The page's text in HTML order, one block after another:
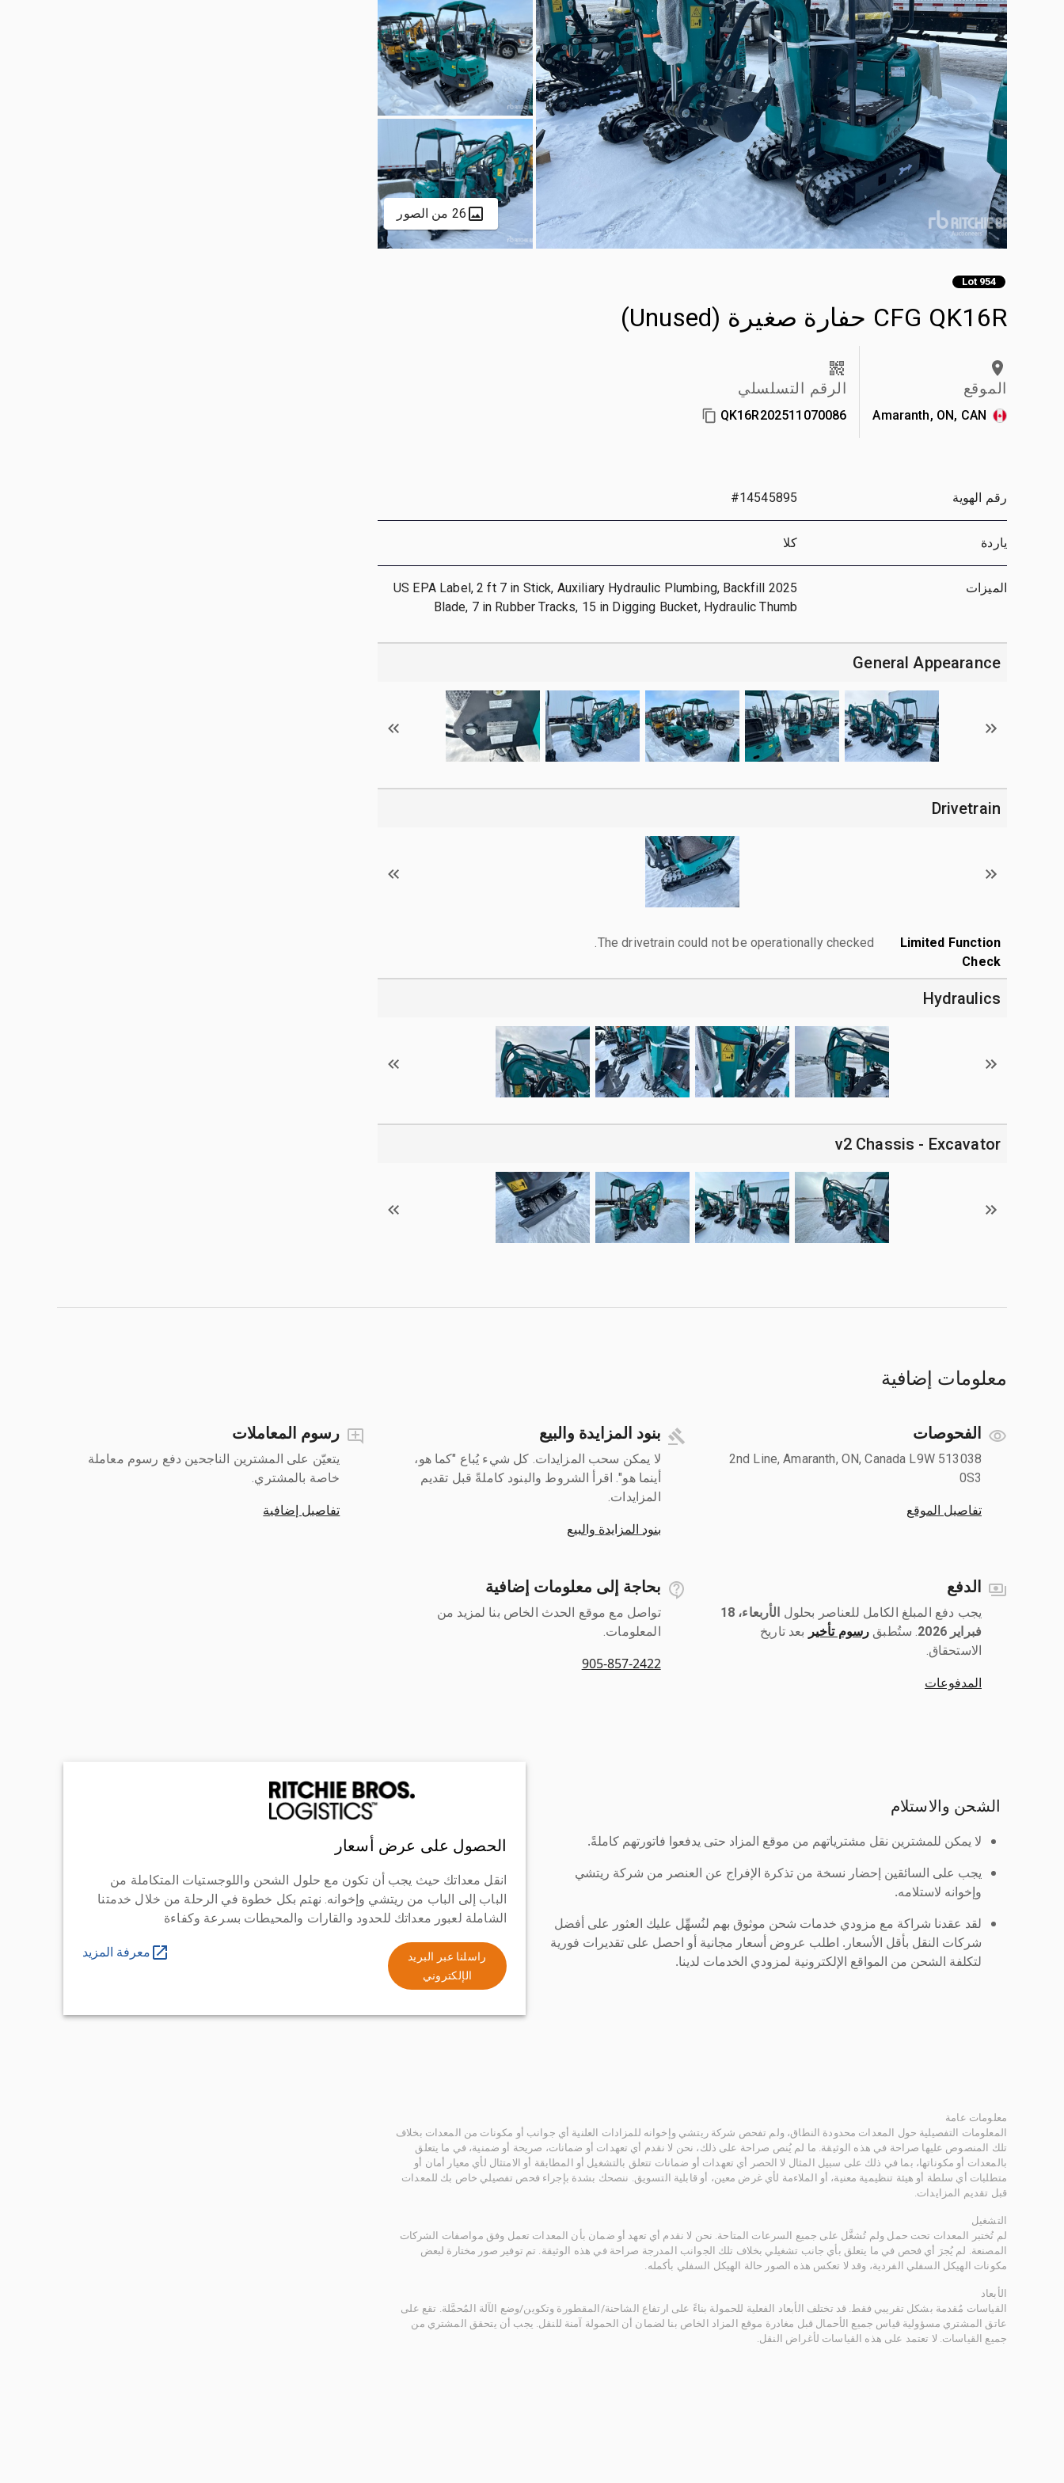
26 من الصور
Lot 954
CFG QK16R حفارة صغيرة (Unused)
الموقع
Amaranth, ON, CAN
الرقم التسلسلي
QK16R202511070086
رقم الهوية #14545895
ياردة كلا
الميزات
2025 US EPA Label, 2 ft 7 in Stick, Auxiliary Hydraulic Plumbing, Backfill
Blade, 7 in Rubber Tracks, 15 in Digging Bucket, Hydraulic Thumb
General Appearance
Drivetrain
Limited Function
Check
The drivetrain could not be operationally checked.
Hydraulics
v2 Chassis - Excavator
معلومات إضافية
الفحوصات
513038 2nd Line, Amaranth, ON, Canada L9W
0S3
تفاصيل الموقع
بنود المزايدة والبيع
لا يمكن سحب المزايدات. كل شيء يُباع "كما هو،
أينما هو". اقرأ الشروط والبنود كاملةً قبل تقديم
المزايدات.
بنود المزايدة والبيع
رسوم المعاملات
يتعيّن على المشترين الناجحين دفع رسوم معاملة
خاصة بالمشتري.
تفاصيل إضافية
الدفع
يجب دفع المبلغ الكامل للعناصر بحلول ‎
الأربعاء، 18
فبراير 2026
‎. ستُطبق رسوم تأخير بعد تاريخ
الاستحقاق.
المدفوعات
بحاجة إلى معلومات إضافية
تواصل مع موقع الحدث الخاص بنا لمزيد من
المعلومات.
905-857-2422
الشحن والاستلام
لا يمكن للمشترين نقل مشترياتهم من موقع المزاد حتى يدفعوا فاتورتهم كاملةً.
يجب على السائقين إحضار نسخة من تذكرة الإفراج عن العنصر من شركة ريتشي
وإخوانه لاستلامه.
لقد عقدنا شراكة مع مزودي خدمات شحن موثوق بهم لنُسهِّل عليك العثور على أفضل
شركات النقل بأقل الأسعار. اطلب عروض أسعار مجانية أو احصل على تقديرات فورية
لتكلفة الشحن من المواقع الإلكترونية لمزودي الخدمات لدينا.
الحصول على عرض أسعار
انقل معداتك حيث يجب أن تكون مع حلول الشحن واللوجستيات المتكاملة من
الباب إلى الباب من ريتشي وإخوانه. نهتم بكل خطوة في الرحلة من خلال خدمتنا
الشاملة لعبور معداتك للحدود والقارات والمحيطات بسرعة وكفاءة
راسلنا عبر البريد
الإلكتروني
معرفة المزيد
معلومات عامة
المعلومات التفصيلية حول المعدات محدودة النطاق، ولم تفحص شركة ريتشي وإخوانه للمزادات العلنية أي جوانب أو مكونات من المعدات بخلاف
تلك المنصوص عليها صراحة في هذه الوثيقة. ما لم يُنص صراحة على ذلك، نحن لا نقدم أي تعهدات أو ضمانات، صريحة أو ضمنية، في ما يتعلق
بالمعدات أو مكوناتها، بما في ذلك على سبيل المثال لا الحصر أي تعهدات أو ضمانات تتعلق بالتشغيل أو المطابقة أو الامتثال لأي معيار أمان أو
متطلبات أي سلطة أو هيئة تنظيمية معنية، أو الملاءمة لأي غرض معين، أو قابلية التسويق. ننصحك بشدة بإجراء فحص تفصيلي خاص بك للمعدات
قبل تقديم المزايدات.
التشغيل
لم تُختبر المعدات تحت حمل ولم تُشغَّل على جميع السرعات المتاحة. نحن لا نقدم أي تعهد أو ضمان بأن المعدات تعمل وفق مواصفات الشركات
المصنعة. لم يُجرَ أي فحص في ما يتعلق بأي جانب تشغيلي بخلاف تلك الجوانب المدرجة صراحة في هذه الوثيقة. تم توفير صور مختارة لبعض
مكونات الهيكل السفلي الفردية، وقد لا تعكس هذه الصور حالة الهيكل السفلي بأكمله.
الأبعاد
القياسات مُقدمة بشكل تقريبي فقط. قد تختلف الأبعاد الفعلية للحمولة بناءً على ارتفاع الشاحنة/المقطورة وتكوين/وضع الآلة المُحمَّلة. تقع على
عاتق المشتري مسؤولية قياس جميع الأحمال قبل مغادرة موقع المزاد الخاص بنا لضمان أن الحمولة آمنة للنقل. يجب أن يتحقق المشتري من
جميع القياسات. لا تعتمد على هذه القياسات لأغراض النقل.